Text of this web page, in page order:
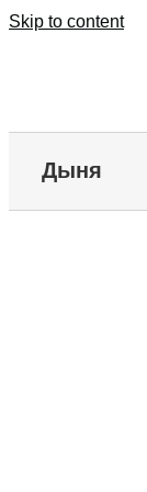
Skip to content
Дыня